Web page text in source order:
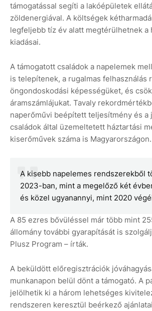
támogatással segíti a lakóépületek
zöldenergiával. A költségek
legfeljebb tíz év alatt megtérülhetnek a
kiadásai.
A támogatott családok a napelemek
is telepítenek, a rugalmas felhasználás
öngondoskodási képességüket, és
áramszámlájukat. Tavaly
naperőművi beépített teljesítmény és a
családok által üzemeltetett háztartási
kiserőművek száma is Magyarországon.
A kisebb napelemes rendszerekből
2023-ban, mint a megelőző két
és közel ugyanannyi, mint 2020
A 85 ezres bővüléssel már több mint
állomány további gyarapítását is
Plusz Program – írták.
A beküldött előregisztrációk
munkanapon belül dönt a támogató. A
jelölhetik ki a három lehetséges
rendszeren keresztül beérkező